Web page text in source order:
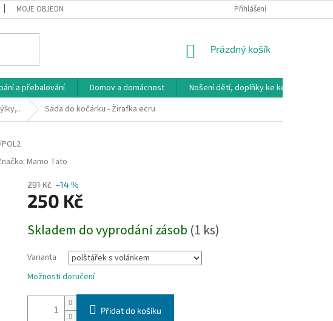
MOJE OBJEDNÁVKA DOPRAVA, PLATBY A
Přihlášení
NÁKUPNÍ
Prázdný košík
a přebalování Domov a domácnost
Nošení dětí, doplňky ke kočárkům
Sada do kočárku - Žirafka ecru
Mamo Tato
291 Kč –14 %
250 Kč
cena:
Skladem do vyprodání zásob (1 ks)
Varianta
Možnosti doručení
Přidat do košíku